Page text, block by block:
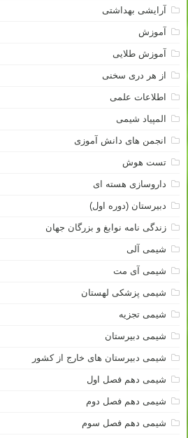
آرایشی بهداشتی
آموزش
آموزش طلایی
از هر دری سخنی
اطلاعات علمی
المپیاد شیمی
انجمن های دانش آموزی
تست هوش
داروسازی هسته ای
دبیرستان (دوره اول)
زندگی نامه نوابغ و بزرگان جهان
شیمی آلی
شیمی آی مت
شیمی پزشکی لهستان
شیمی تجزیه
شیمی دبیرستان
شیمی دبیرستان های خارج از کشور
شیمی دهم فصل اول
شیمی دهم فصل دوم
شیمی دهم فصل سوم